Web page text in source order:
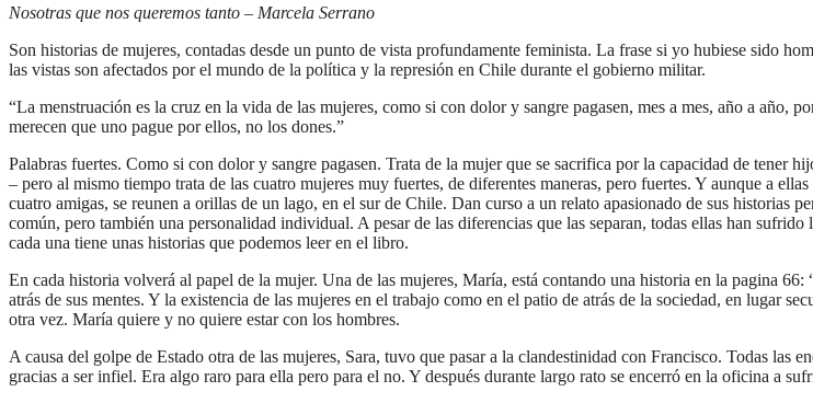
Nosotras que nos queremos tanto – Marcela Serrano
Son historias de mujeres, contadas desde un punto de vista profundamente feminista. La frase si yo hubiese sido
las vistas son afectados por el mundo de la política y la represión en Chile durante el gobierno militar.
“La menstruación es la cruz en la vida de las mujeres, como si con dolor y sangre pagasen, mes a mes, año a año,
merecen que uno pague por ellos, no los dones.”
Palabras fuertes. Como si con dolor y sangre pagasen. Trata de la mujer que se sacrifica por la capacidad de tener
– pero al mismo tiempo trata de las cuatro mujeres muy fuertes, de diferentes maneras, pero fuertes. Y aunque a
cuatro amigas, se reunen a orillas de un lago, en el sur de Chile. Dan curso a un relato apasionado de sus historias
común, pero también una personalidad individual. A pesar de las diferencias que las separan, todas ellas han
cada una tiene unas historias que podemos leer en el libro.
En cada historia volverá al papel de la mujer. Una de las mujeres, María, está contando una historia en la pagina
atrás de sus mentes. Y la existencia de las mujeres en el trabajo como en el patio de atrás de la sociedad, en lugar
otra vez. María quiere y no quiere estar con los hombres.
A causa del golpe de Estado otra de las mujeres, Sara, tuvo que pasar a la clandestinidad con Francisco. Todas las
gracias a ser infiel. Era algo raro para ella pero para el no. Y después durante largo rato se encerró en la oficina a